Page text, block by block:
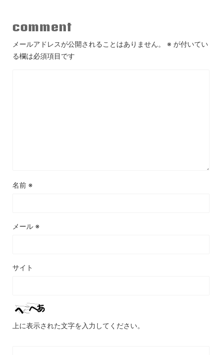
comment
メールアドレスが公開されることはありません。 ※ が付いてい
る欄は必須項目です
名前 ※
メール ※
サイト
上に表示された文字を入力してください。